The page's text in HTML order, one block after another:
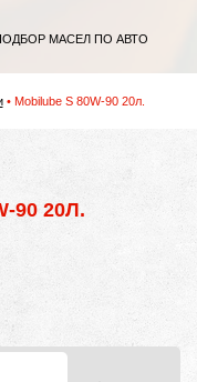
МАСЕЛ ПО АВТО
Mobilube S 80W-90 20л.
90 20Л.